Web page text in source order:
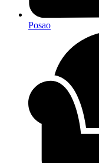
Posao